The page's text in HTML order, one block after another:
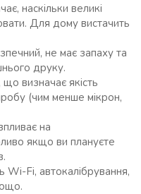
наскільки великі
Для дому вистачить
не має запаху та
друку.
визначає якість
(чим менше мікрон,
на
якщо ви плануєте
Wi-Fi, автокалібрування,